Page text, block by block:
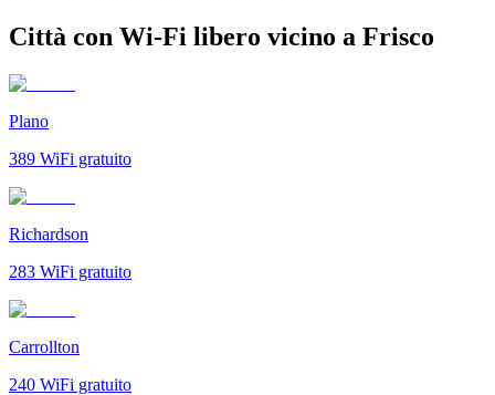
Città con Wi-Fi libero vicino a Frisco
Plano
389 WiFi gratuito
Richardson
283 WiFi gratuito
Carrollton
240 WiFi gratuito